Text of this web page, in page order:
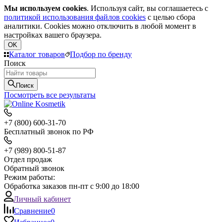
Мы используем cookies. Используя сайт, вы соглашаетесь с
политикой использования файлов cookies с целью сбора
аналитики. Cookies можно отключить в любой момент в
настройках вашего браузера.
OK
Каталог товаров
Подбор по бренду
Поиск
Поиск
Посмотреть все результаты
+7 (800) 600-31-70
Бесплатный звонок по РФ
+7 (989) 800-51-87
Отдел продаж
Обратный звонок
Режим работы:
Обработка заказов пн-пт с 9:00 до 18:00
Личный кабинет
Сравнение0